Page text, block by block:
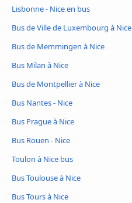
Lisbonne - Nice en bus
Bus de Ville de Luxembourg à Nice
Bus de Memmingen à Nice
Bus Milan à Nice
Bus de Montpellier à Nice
Bus Nantes - Nice
Bus Prague à Nice
Bus Rouen - Nice
Toulon à Nice bus
Bus Toulouse à Nice
Bus Tours à Nice